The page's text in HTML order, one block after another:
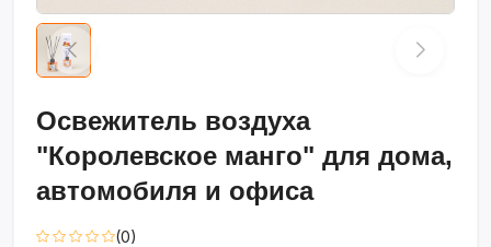
Освежитель воздуха
"Королевское манго" для дома,
автомобиля и офиса
(0)